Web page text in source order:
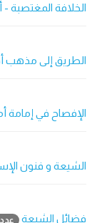
الخلافة المغتصبة -
الطريق إلى مذهب
الإفصاح في إمامة
الشيعة و فنون
فضائل الشيعة عدد